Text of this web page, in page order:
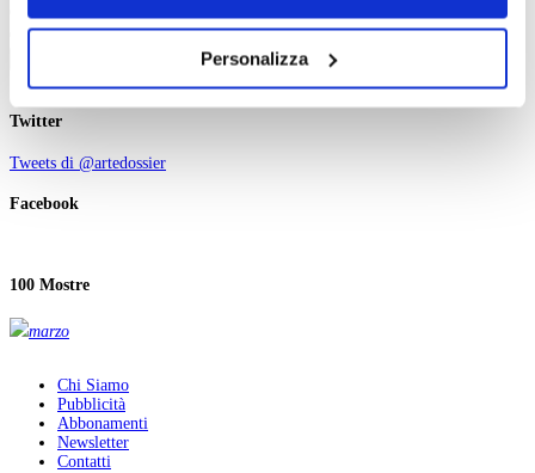
navigazione senza alcuna profilazione e con installazione
il tuo consenso alla profilazione che potrai revocare in
Personalizza
Categoria:
Ordinamento:
Twitter
Tweets di @artedossier
Facebook
100 Mostre
marzo
Chi Siamo
Pubblicità
Abbonamenti
Newsletter
Contatti